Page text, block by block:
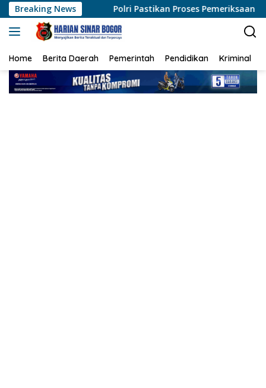
Langsung
ke
konten
Breaking News
Polri Pastikan Proses Pemeriksaan Personel di Aceh
Home Berita Daerah Pemerintah Pendidikan Kriminal